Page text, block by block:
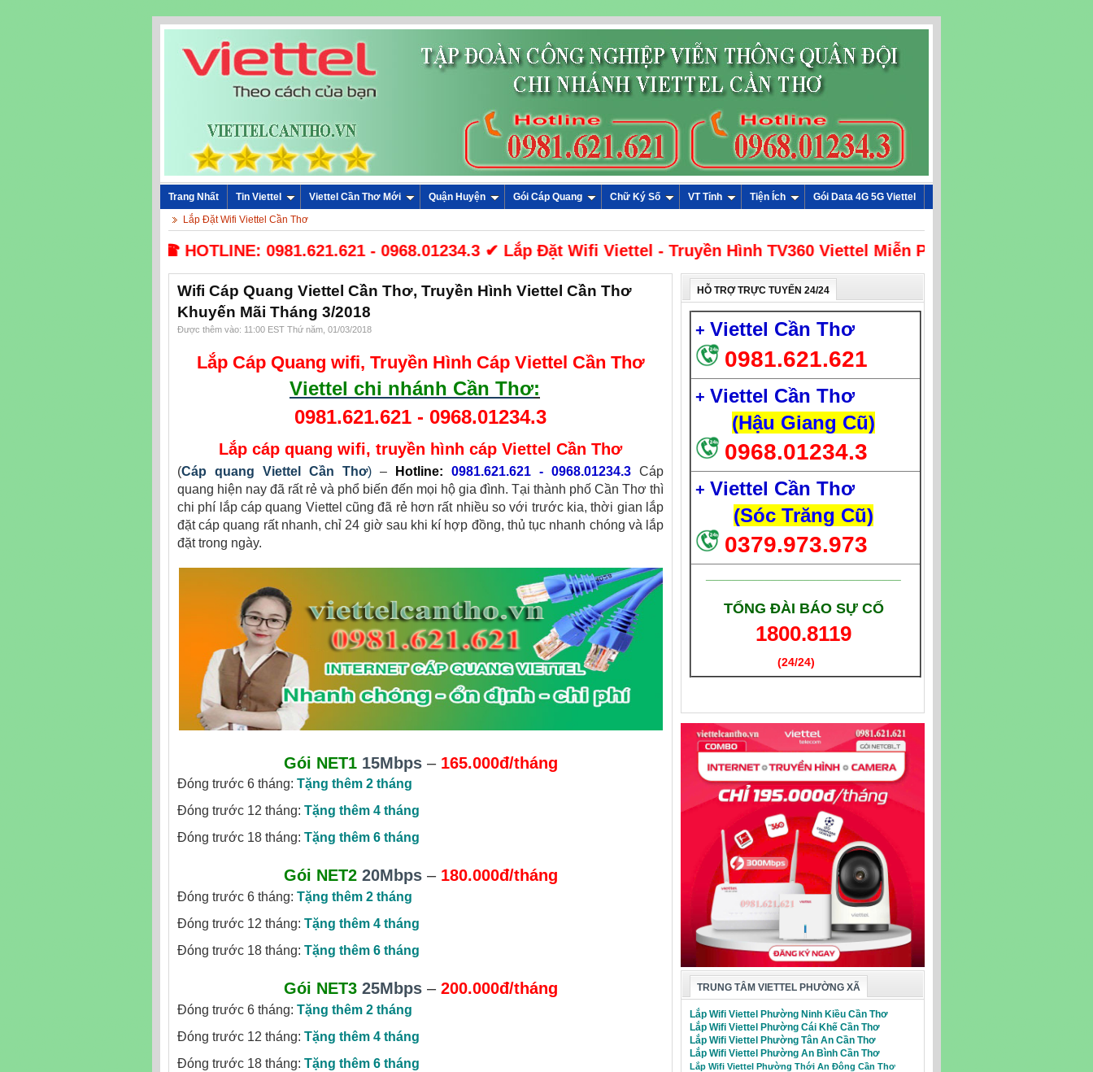
Trang Nhất Tin Viettel Viettel Cần Thơ Mới Quận Huyện Gói Cáp Quang Chữ Ký Số VT Tỉnh Tiện Ích
Gói Data 4G 5G Viettel
Lắp Đặt Wifi Viettel Cần Thơ
☎ HOTLINE: 0981.621.621 - 0968.01234.3 ✔ Lắp Đặt Wifi Viettel - Truyền Hình TV360 Viettel Miễn Phí
Wifi Cáp Quang Viettel Cần Thơ, Truyền Hình Viettel Cần Thơ
Khuyến Mãi Tháng 3/2018
Được thêm vào: 11:00 EST Thứ năm, 01/03/2018
Lắp Cáp Quang wifi, Truyền Hình Cáp Viettel Cần Thơ
Viettel chi nhánh Cần Thơ:
0981.621.621 - 0968.01234.3
Lắp cáp quang wifi, truyền hình cáp Viettel Cần Thơ
(Cáp quang Viettel Cần Thơ) – Hotline: 0981.621.621 - 0968.01234.3 Cáp
quang hiện nay đã rất rẻ và phổ biến đến mọi hộ gia đình. Tại thành phố Cần Thơ thì
chi phí lắp cáp quang Viettel cũng đã rẻ hơn rất nhiều so với trước kia, thời gian lắp
đặt cáp quang rất nhanh, chỉ 24 giờ sau khi kí hợp đồng, thủ tục nhanh chóng và lắp
đặt trong ngày.
Gói NET115Mbps– 165.000đ/tháng
Đóng trước 6 tháng: Tặng thêm 2 tháng
Đóng trước 12 tháng: Tặng thêm 4 tháng
Đóng trước 18 tháng: Tặng thêm 6 tháng
Gói NET220Mbps– 180.000đ/tháng
Đóng trước 6 tháng: Tặng thêm 2 tháng
Đóng trước 12 tháng: Tặng thêm 4 tháng
Đóng trước 18 tháng: Tặng thêm 6 tháng
Gói NET325Mbps– 200.000đ/tháng
Đóng trước 6 tháng: Tặng thêm 2 tháng
Đóng trước 12 tháng: Tặng thêm 4 tháng
Đóng trước 18 tháng: Tặng thêm 6 tháng
HỖ TRỢ TRỰC TUYẾN 24/24
+ Viettel Cần Thơ
0981.621.621
+ Viettel Cần Thơ
(Hậu Giang Cũ)
0968.01234.3
+ Viettel Cần Thơ
(Sóc Trăng Cũ)
0379.973.973
TỔNG ĐÀI BÁO SỰ CỐ
1800.8119
(24/24)
TRUNG TÂM VIETTEL PHƯỜNG XÃ
Lắp Wifi Viettel Phường Ninh Kiều Cần Thơ
Lắp Wifi Viettel Phường Cái Khế Cần Thơ
Lắp Wifi Viettel Phường Tân An Cần Thơ
Lắp Wifi Viettel Phường An Bình Cần Thơ
Lắp Wifi Viettel Phường Thới An Đông Cần Thơ